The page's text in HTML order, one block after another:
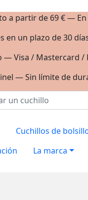
a partir de 69 € —
en un plazo de 30
— Visa / Mastercard /
— Sin límite de
Cuchillos de
La marca